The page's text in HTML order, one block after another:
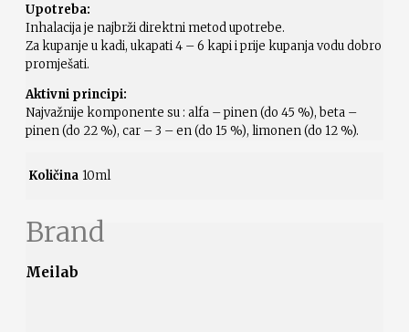
Upotreba:
Inhalacija je najbrži direktni metod upotrebe.
Za kupanje u kadi, ukapati 4 – 6 kapi i prije kupanja vodu dobro
promješati.
Aktivni principi:
Najvažnije komponente su : alfa – pinen (do 45 %), beta –
pinen (do 22 %), car – 3 – en (do 15 %), limonen (do 12 %).
Količina 10ml
Brand
Meilab